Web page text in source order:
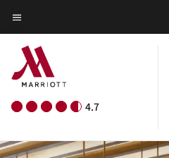
Skip
to
main
content
菜单文本
4.7